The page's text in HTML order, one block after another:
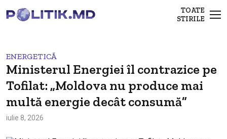
TOATE
STIRILE
ENERGETICĂ
Ministerul Energiei îl contrazice pe
Tofilat: „Moldova nu produce mai
multă energie decât consumă”
iulie 8, 2026